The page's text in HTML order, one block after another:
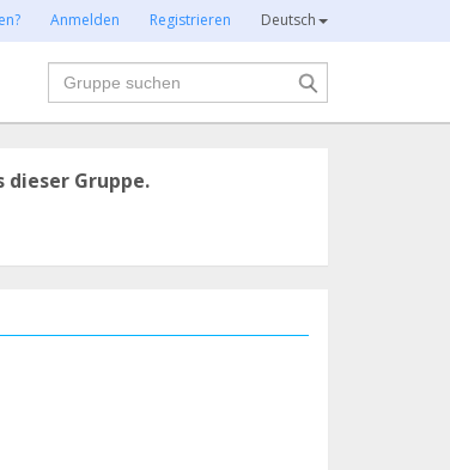
Anmelden Registrieren Deutsch
Suche
Gruppe.